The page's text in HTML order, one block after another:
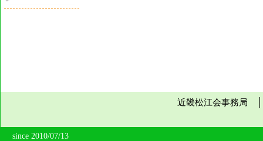
近畿松江会事務
since 2010/07/13